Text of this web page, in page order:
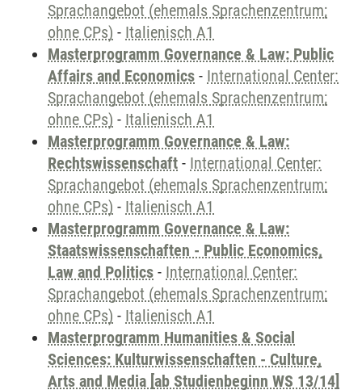
Sprachangebot (ehemals Sprachenzentrum;
ohne CPs) - Italienisch A1
Masterprogramm Governance & Law: Public
Affairs and Economics - International Center:
Sprachangebot (ehemals Sprachenzentrum;
ohne CPs) - Italienisch A1
Masterprogramm Governance & Law:
Rechtswissenschaft - International Center:
Sprachangebot (ehemals Sprachenzentrum;
ohne CPs) - Italienisch A1
Masterprogramm Governance & Law:
Staatswissenschaften - Public Economics,
Law and Politics - International Center:
Sprachangebot (ehemals Sprachenzentrum;
ohne CPs) - Italienisch A1
Masterprogramm Humanities & Social
Sciences: Kulturwissenschaften - Culture,
Arts and Media [ab Studienbeginn WS 13/14]